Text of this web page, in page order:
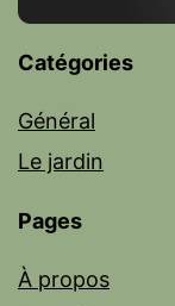
Catégories
Général
Le jardin
Pages
À propos